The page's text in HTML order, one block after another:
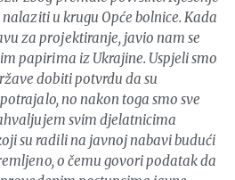
nalaziti u krugu Opće bolnice. Kada
za projektiranje, javio nam se
papirima iz Ukrajine. Uspjeli smo
dobiti potvrdu da su
no nakon toga smo sve
svim djelatnicima
su radili na javnoj nabavi budući
o čemu govori podatak da